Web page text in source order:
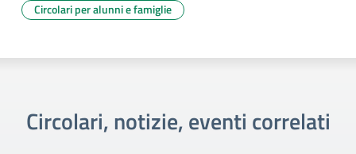
Circolari per alunni e famiglie
Circolari, notizie, eventi correlati